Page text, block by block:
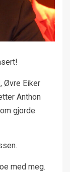
Øvre Eiker
Anthon
gjorde
med meg.